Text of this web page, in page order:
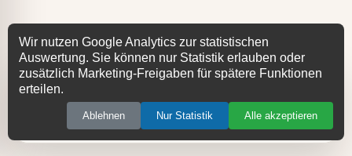
Wir nutzen Google Analytics zur statistischen
Auswertung. Sie können nur Statistik erlauben oder
zusätzlich Marketing-Freigaben für spätere Funktionen
erteilen.
Ablehnen Nur Statistik Alle akzeptieren
Aktiv